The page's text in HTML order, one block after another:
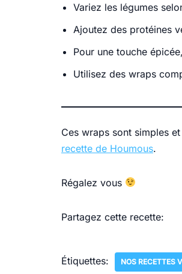
Variez les légumes
Ajoutez des protéines
Pour une touche
Utilisez des wraps
Ces wraps sont simples
recette de Houmous.
Régalez vous
Partagez cette recette:
Étiquettes: NOS RECETTES